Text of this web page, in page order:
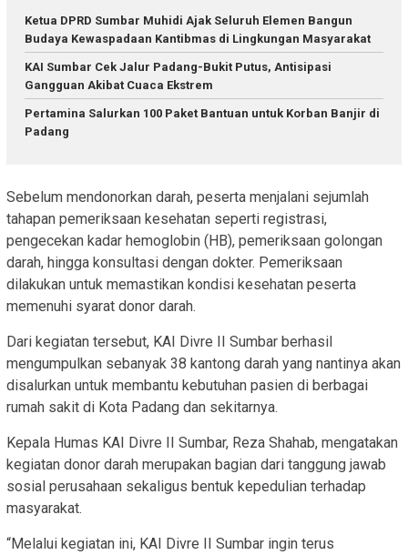
Ketua DPRD Sumbar Muhidi Ajak Seluruh Elemen Bangun
Budaya Kewaspadaan Kantibmas di Lingkungan Masyarakat
KAI Sumbar Cek Jalur Padang-Bukit Putus, Antisipasi
Gangguan Akibat Cuaca Ekstrem
Pertamina Salurkan 100 Paket Bantuan untuk Korban Banjir di
Padang
Sebelum mendonorkan darah, peserta menjalani sejumlah
tahapan pemeriksaan kesehatan seperti registrasi,
pengecekan kadar hemoglobin (HB), pemeriksaan golongan
darah, hingga konsultasi dengan dokter. Pemeriksaan
dilakukan untuk memastikan kondisi kesehatan peserta
memenuhi syarat donor darah.
Dari kegiatan tersebut, KAI Divre II Sumbar berhasil
mengumpulkan sebanyak 38 kantong darah yang nantinya akan
disalurkan untuk membantu kebutuhan pasien di berbagai
rumah sakit di Kota Padang dan sekitarnya.
Kepala Humas KAI Divre II Sumbar, Reza Shahab, mengatakan
kegiatan donor darah merupakan bagian dari tanggung jawab
sosial perusahaan sekaligus bentuk kepedulian terhadap
masyarakat.
“Melalui kegiatan ini, KAI Divre II Sumbar ingin terus